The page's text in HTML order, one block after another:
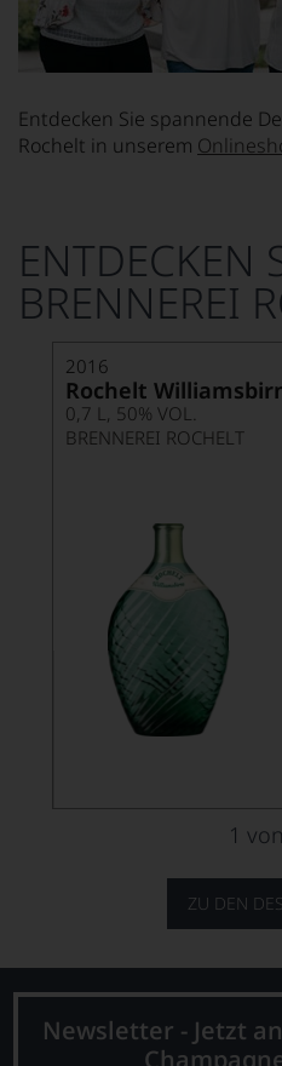
Entdecken Sie spannende
Rochelt in unserem
ENTDECKEN
BRENNEREI
ZU DEN
2016
Rochelt
0,7 L, 50% VOL.
BRENNEREI ROCHELT
1 von
Newsletter - Jetzt